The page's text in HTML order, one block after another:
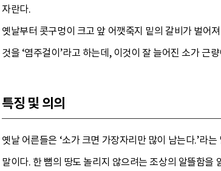
자란다.
옛날부터 콧구멍이 크고 앞 어깻죽지 밑의 갈비가 벌어
것을 ‘염주걸이’라고 하는데, 이것이 잘 늘어진 소가 근
특징 및 의의
옛날 어른들은 ‘소가 크면 가장자리만 많이 남는다.’라
말이다. 한 뼘의 땅도 놀리지 않으려는 조상의 알뜰함